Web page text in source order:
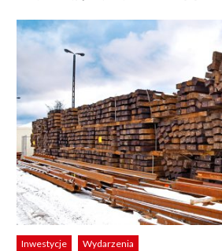
Inwestycje Wydarzenia